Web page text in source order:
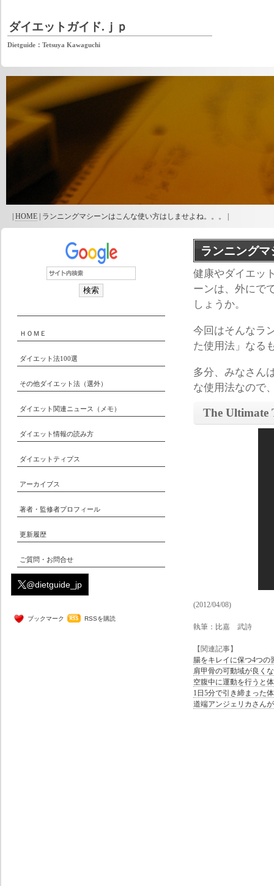
ダイエットガイド.ｊｐ
Dietguide：Tetsuya Kawaguchi
HOME | ランニングマシーンはこんな使い方はしませよね。。。 |
ランニング
健康やダイエッ
ーンは、外にで
しょうか。
今回はそんなラ
た使用法」なる
多分、みなさん
な使用法なので
The Ultimate
(2012/04/08)
執筆：比嘉 武詩
【関連記事】
腸をキレイに保つ4つの
肩甲骨の可動域が良く
空腹中に運動を行うと
1日5分で引き締まった
道端アンジェリカさん
ＨＯＭＥ
ダイエット法100選
その他ダイエット法（選外）
ダイエット関連ニュース（メモ）
ダイエット情報の読み方
ダイエットティプス
アーカイブス
著者・監修者プロフィール
更新履歴
ご質問・お問合せ
@dietguide_jp
ブックマーク RSSを購読